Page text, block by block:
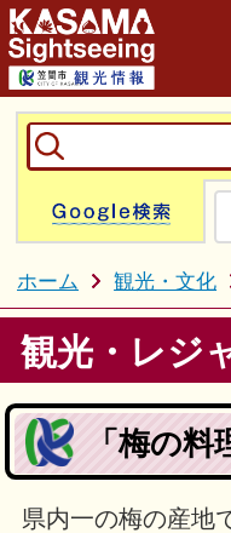
ホーム 観光・文化
観光・レジ
「梅の料
県内一の梅の産地